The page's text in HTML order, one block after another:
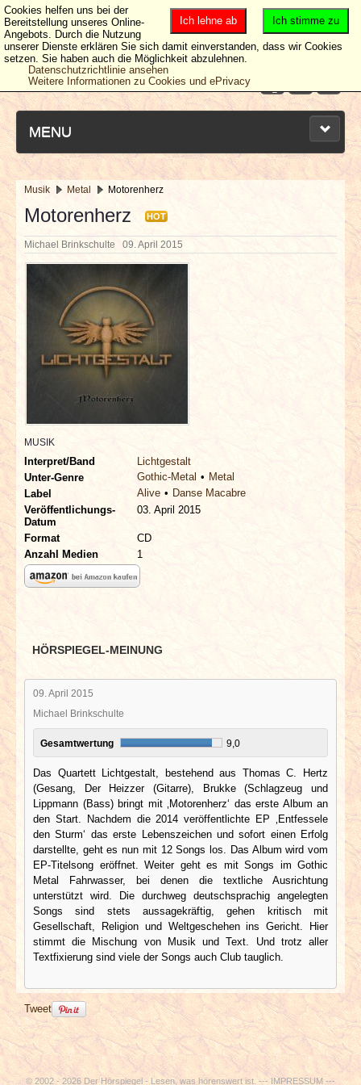
MENU
NEUESTE ARTIKEL
NEWS & DATES
BERICHTE
VERLOSUNGEN
INTERVIEWS
REDAKTION
LINKS
ARCHIV
Musik Metal Motorenherz
Motorenherz HOT
Michael Brinkschulte 09. April 2015
MUSIK
Interpret/Band
Lichtgestalt
Unter-Genre
Gothic-Metal
Metal
Label
Alive
Danse Macabre
Veröffentlichungs-
Datum
03. April 2015
Format
CD
Anzahl Medien
1
HÖRSPIEGEL-MEINUNG
09. April 2015
Michael Brinkschulte
Gesamtwertung 9,0
Das Quartett Lichtgestalt, bestehend aus Thomas C. Hertz
(Gesang, Der Heizzer (Gitarre), Brukke (Schlagzeug und
Lippmann (Bass) bringt mit ‚Motorenherz‘ das erste Album an
den Start. Nachdem die 2014 veröffentlichte EP ‚Entfessele
den Sturm‘ das erste Lebenszeichen und sofort einen Erfolg
darstellte, geht es nun mit 12 Songs los. Das Album wird vom
EP-Titelsong eröffnet. Weiter geht es mit Songs im Gothic
Metal Fahrwasser, bei denen die textliche Ausrichtung
unterstützt wird. Die durchweg deutschsprachig angelegten
Songs sind stets aussagekräftig, gehen kritisch mit
Gesellschaft, Religion und Weltgeschehen ins Gericht. Hier
stimmt die Mischung von Musik und Text. Und trotz aller
Textfixierung sind viele der Songs auch Club tauglich.
Tweet
© 2002 - 2026 Der Hörspiegel - Lesen, was hörenswert ist. ---IMPRESSUM ---
Ich stimme zu
Ich lehne ab
Cookies helfen uns bei der
Bereitstellung unseres Online-
Angebots. Durch die Nutzung
unserer Dienste erklären Sie sich damit einverstanden, dass wir Cookies
setzen. Sie haben auch die Möglichkeit abzulehnen.
Datenschutzrichtlinie ansehen
Weitere Informationen zu Cookies und ePrivacy